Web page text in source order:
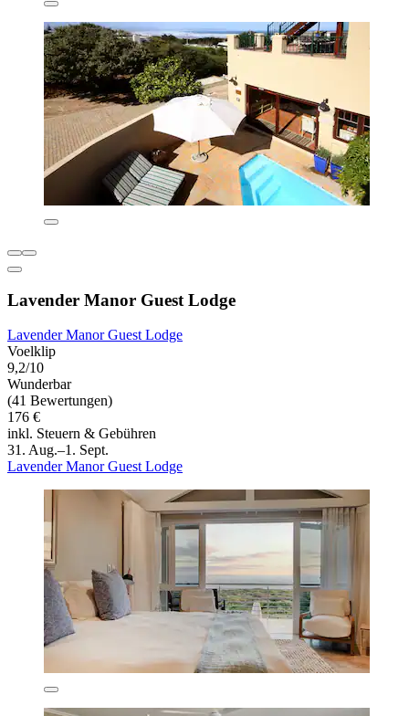
Lavender Manor Guest Lodge
Lavender Manor Guest Lodge
Voelklip
9,2/10
Wunderbar
(41 Bewertungen)
176 €
inkl. Steuern & Gebühren
31. Aug.–1. Sept.
Lavender Manor Guest Lodge